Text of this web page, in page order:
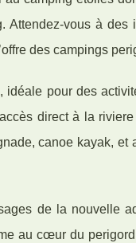
Attendez-vous à des
des campings
idéale pour des
direct à la
canoe kayak, et
de la nouvelle
au cœur du